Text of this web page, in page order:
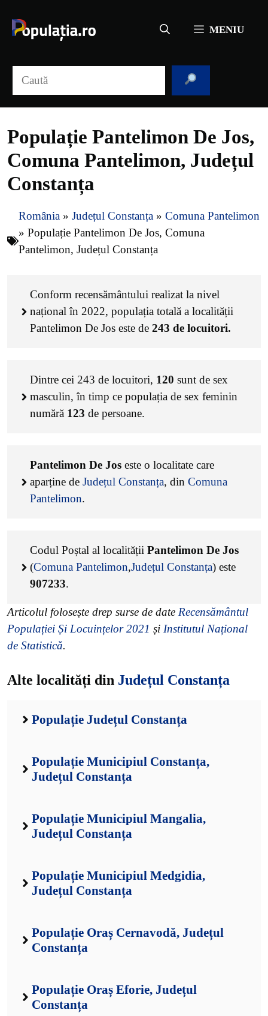
conținut
MENIU
Populație Pantelimon De Jos,
Comuna Pantelimon, Județul
Constanța
România » Județul Constanța » Comuna Pantelimon
» Populație Pantelimon De Jos, Comuna
Pantelimon, Județul Constanța
Conform recensământului realizat la nivel
național în 2022, populația totală a localității
Pantelimon De Jos este de 243 de locuitori.
Dintre cei 243 de locuitori, 120 sunt de sex
masculin, în timp ce populația de sex feminin
numără 123 de persoane.
Pantelimon De Jos este o localitate care
aparține de Județul Constanța, din Comuna
Pantelimon.
Codul Poștal al localității Pantelimon De Jos
(Comuna Pantelimon,Județul Constanța) este
907233.
Articolul folosește drep surse de date Recensământul
Populației Și Locuințelor 2021 și Institutul Național
de Statistică.
Alte localități din Județul Constanța
Populație Județul Constanța
Populație Municipiul Constanța,
Județul Constanța
Populație Municipiul Mangalia,
Județul Constanța
Populație Municipiul Medgidia,
Județul Constanța
Populație Oraș Cernavodă, Județul
Constanța
Populație Oraș Eforie, Județul
Constanța